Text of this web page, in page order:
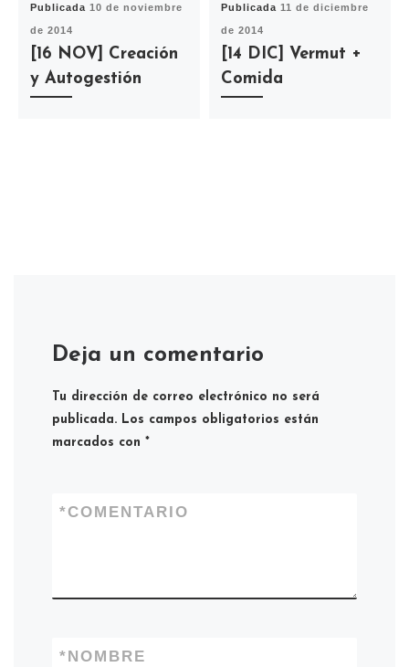
Publicada10 de noviembre
de 2014
[16 NOV] Creación
y Autogestión
Publicada11 de diciembre
de 2014
[14 DIC] Vermut +
Comida
Deja un comentario
Tu dirección de correo electrónico no será
publicada. Los campos obligatorios están
marcados con*
COMENTARIO
*
NOMBRE
*